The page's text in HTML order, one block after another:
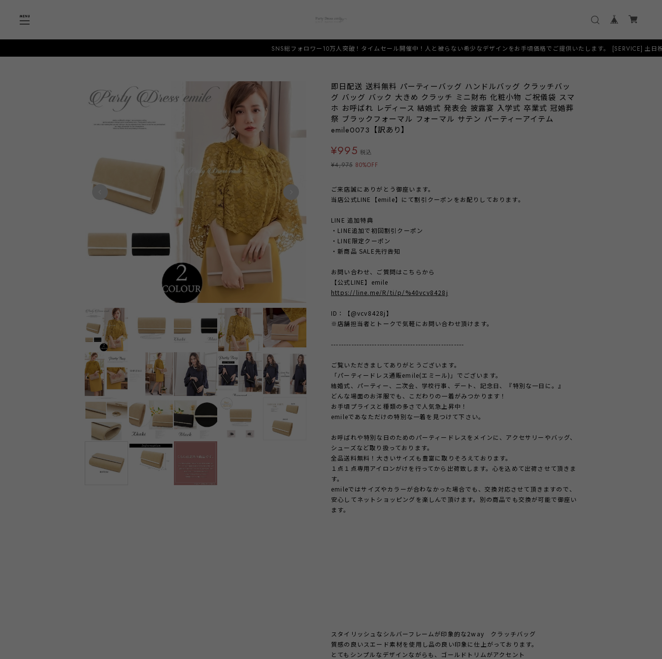
SNS総フォロワー10万人突破！タイムセール開催中！人と被らない希少なデザインをお手頃価格でご提供いたします。 [SERVICE] 土日祝日も当日
即日配送 送料無料 パーティーバッグ ハンドルバッグ クラッチバッ
グ バッグ バック 大きめ クラッチ ミニ財布 化粧小物 ご祝儀袋 スマ
ホ お呼ばれ レディース 結婚式 発表会 披露宴 入学式 卒業式 冠婚葬
祭 ブラックフォーマル フォーマル サテン パーティーアイテム
emile0073【訳あり】
¥995 税込
¥4,975 80%OFF
ご来店誠にありがとう御座います。
当店公式LINE【emile】にて割引クーポンをお配りしております。
LINE 追加特典
・LINE追加で初回割引クーポン
・LINE限定クーポン
・新商品 SALE先行告知
お問い合わせ、ご質問はこちらから
【公式LINE】emile
https://line.me/R/ti/p/%40vcv8428j
ID：【@vcv8428j】
※店舗担当者とトークで気軽にお問い合わせ頂けます。
----------------------------------------------------
ご覧いただきましてありがとうございます。
「パーティードレス通販emile(エミール)」でございます。
結婚式、パーティー、二次会、学校行事、デート、記念日、『特別な一日に。』
どんな場面のお洋服でも、こだわりの一着がみつかります！
お手頃プライスと種類の多さで人気急上昇中！
emileであなただけの特別な一着を見つけて下さい。
お呼ばれや特別な日のためのパーティードレスをメインに、アクセサリーやバッグ、
シューズなど取り扱っております。
全品送料無料！大きいサイズも豊富に取りそろえております。
１点１点専用アイロンがけを行ってから出荷致します。心を込めて出荷させて頂きま
す。
emileではサイズやカラーが合わなかった場合でも、交換対応させて頂きますので、
安心してネットショッピングを楽しんで頂けます。別の商品でも交換が可能で御座い
ます。
スタイリッシュなシルバーフレームが印象的な2way クラッチバッグ
質感の良いスエード素材を使用し品の良い印象に仕上がっております。
とてもシンプルなデザインながらも、ゴールドトリムがアクセント